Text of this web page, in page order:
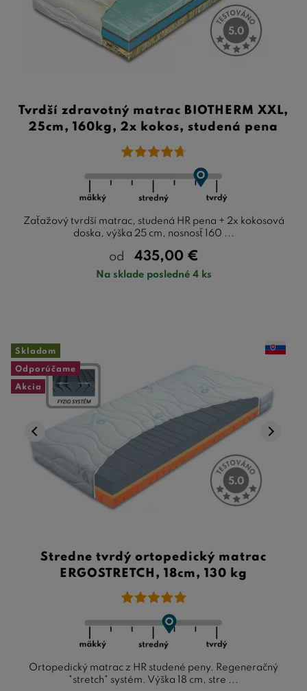
Tvrdší zdravotný matrac BIOTHERM XXL,
25cm, 160kg, 2x kokos, studená pena
Zaťažový tvrdší matrac, studená HR pena + 2x kokosová
doska, výška 25 cm, nosnosť 160 ...
od 435,00 €
Na sklade posledné 4 ks
Skladom
Odporúčame
Akcia
Stredne tvrdý ortopedický matrac
ERGOSTRETCH, 18cm, 130 kg
Ortopedický matrac z HR studené peny. Regeneračný
"stretch" systém. Výška 18 cm, stre ...